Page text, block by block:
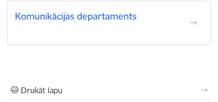
Komunikācijas departaments
Drukāt lapu